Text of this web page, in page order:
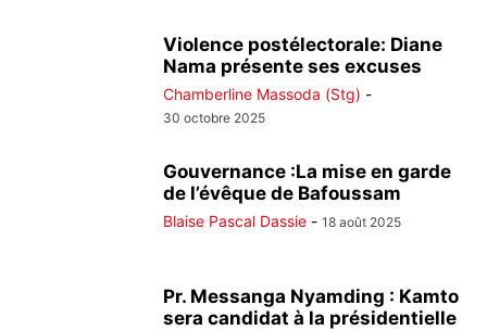
Violence postélectorale: Diane
Nama présente ses excuses
Chamberline Massoda (Stg) -
30 octobre 2025
Gouvernance :La mise en garde
de l’évêque de Bafoussam
Blaise Pascal Dassie - 18 août 2025
Pr. Messanga Nyamding : Kamto
sera candidat à la présidentielle